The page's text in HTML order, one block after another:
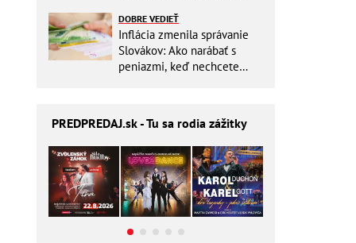
DOBRE VEDIEŤ
Inflácia zmenila správanie
Slovákov: Ako narábať s
peniazmi, keď nechcete
PREDPREDAJ.sk - Tu sa rodia zážitky